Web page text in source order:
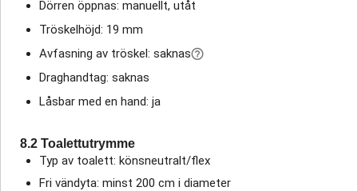
Dörren öppnas: manuellt, utåt
Tröskelhöjd: 19 mm
Avfasning av tröskel: saknas
Draghandtag: saknas
Låsbar med en hand: ja
8.2 Toalettutrymme
Typ av toalett: könsneutralt/flex
Fri vändyta: minst 200 cm i diameter